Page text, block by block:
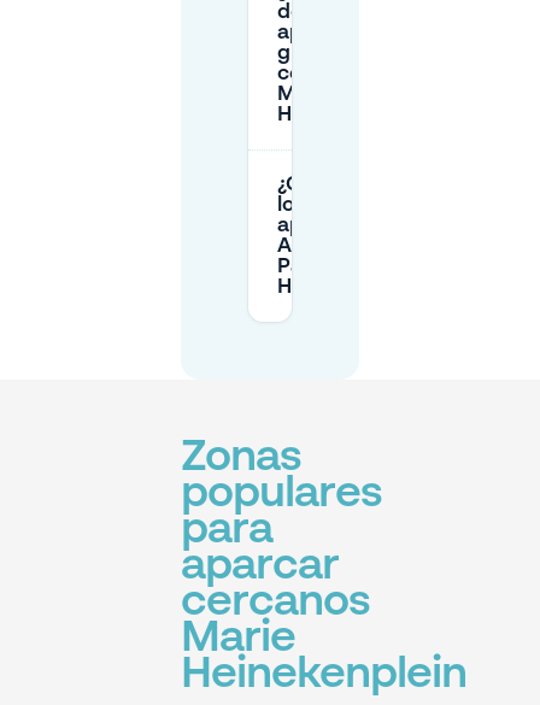
de
aparcamiento
gratuitas
cerca de
Marie
Heinekenplein?
¿Cuáles son
los horarios de
apertura de
APCOA
Parking
Heinekenplein?
Zonas
populares
para
aparcar
cercanos
Marie
Heinekenplein